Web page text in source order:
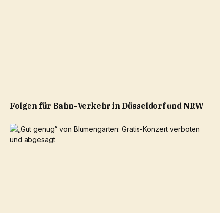
Folgen für Bahn-Verkehr in Düsseldorf und NRW